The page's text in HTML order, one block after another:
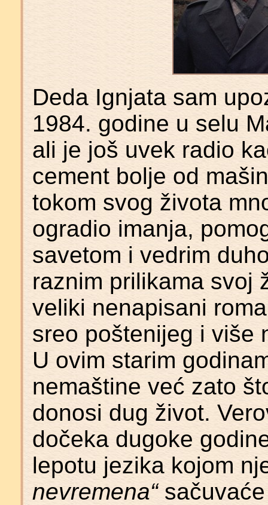
Deda Ignjata sam
1984. godine u selu
ali je još uvek radio
cement bolje od
tokom svog života
ogradio imanja,
savetom i vedrim
raznim prilikama svoj
veliki nenapisani
sreo poštenijeg i više
U ovim starim
nemaštine već zato
donosi dug život.
dočeka dugoke
lepotu jezika kojom
nevremena“sačuvaće